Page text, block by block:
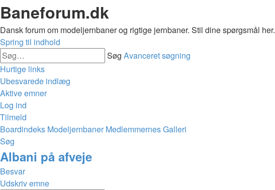
Baneforum.dk
Dansk forum om modeljernbaner og rigtige jernbaner. Stil dine spørgsmål her.
Spring til indhold
Søg Avanceret søgning
Hurtige links
Ubesvarede indlæg
Aktive emner
Log ind
Tilmeld
Boardindeks Modeljernbaner Medlemmernes Galleri
Søg
Albani på afveje
Besvar
Udskriv emne